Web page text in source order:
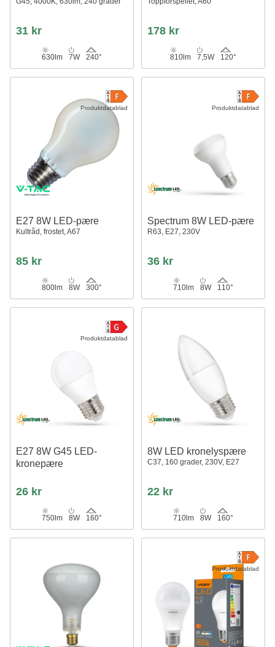
31 kr
630lm 7W 240°
178 kr
810lm 7,5W 120°
Produktdatablad
E27 8W LED-pære
Kultråd, frostet, A67
85 kr
800lm 8W 300°
Produktdatablad
Spectrum 8W LED-pære
R63, E27, 230V
36 kr
710lm 8W 110°
Produktdatablad
E27 8W G45 LED-
kronepære
26 kr
750lm 8W 160°
8W LED kronelyspære
C37, 160 grader, 230V, E27
22 kr
710lm 8W 160°
Produktdatablad